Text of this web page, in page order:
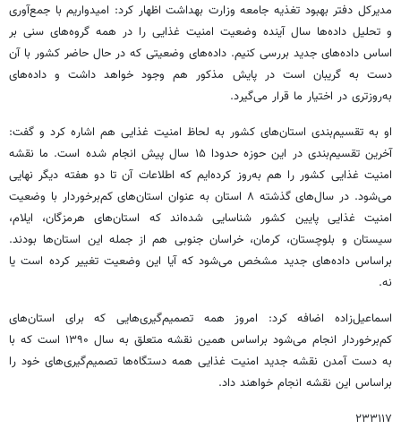
مدیرکل دفتر بهبود تغذیه جامعه وزارت بهداشت اظهار کرد: امیدواریم با جمع‌آوری
و تحلیل داده‌ها سال آینده وضعیت امنیت غذایی را در همه گروه‌های سنی بر
اساس داده‌های جدید بررسی کنیم. داده‌های وضعیتی که در حال حاضر کشور با آن
دست به گریبان است در پایش مذکور هم وجود خواهد داشت و داده‌های
به‌روزتری در اختیار ما قرار می‌گیرد.
او به تقسیم‌بندی استان‌های کشور به لحاظ امنیت غذایی هم اشاره کرد و گفت:
آخرین تقسیم‌بندی در این حوزه حدودا ۱۵ سال پیش انجام شده است. ما نقشه
امنیت غذایی کشور را هم به‌روز کرده‌ایم که اطلاعات آن تا دو هفته دیگر نهایی
می‌شود. در سال‌های گذشته ۸ استان به عنوان استان‌های کم‌برخوردار با وضعیت
امنیت غذایی پایین کشور شناسایی شده‌اند که استان‌های هرمزگان، ایلام،
سیستان و بلوچستان، کرمان، خراسان جنوبی هم از جمله این استان‌ها بودند.
براساس داده‌های جدید مشخص می‌شود که آیا این وضعیت تغییر کرده است یا
نه.
اسماعیل‌زاده اضافه کرد: امروز همه تصمیم‌گیری‌هایی که برای استان‌های
کم‌برخوردار انجام می‌شود براساس همین نقشه متعلق به سال ۱۳۹۰ است که با
به دست آمدن نقشه جدید امنیت غذایی همه دستگاه‌ها تصمیم‌گیری‌های خود را
براساس این نقشه انجام خواهند داد.
۲۳۳۱۱۷